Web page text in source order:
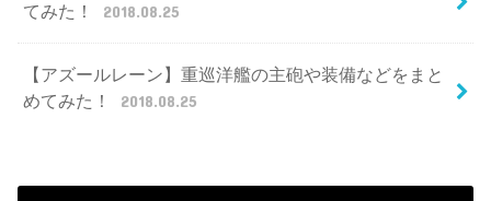
てみた！
2018.08.25
【アズールレーン】重巡洋艦の主砲や装備などをまと
めてみた！
2018.08.25